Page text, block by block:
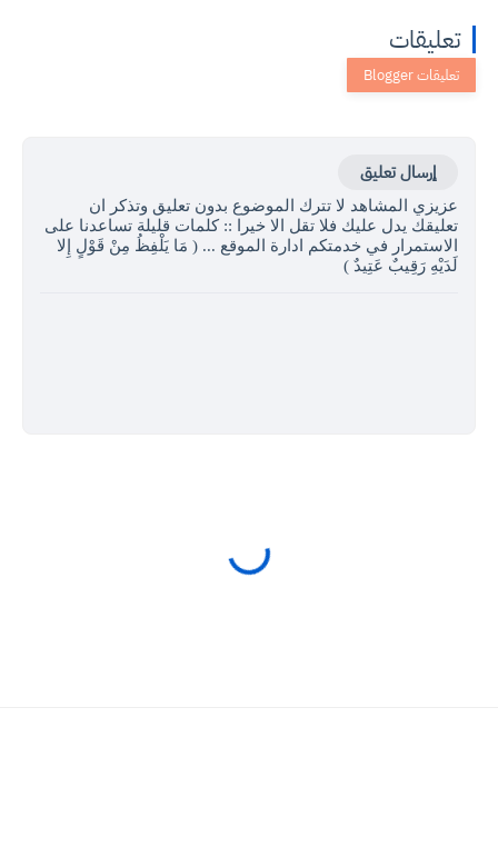
تعليقات
إرسال تعليق
عزيزي المشاهد لا تترك الموضوع بدون تعليق وتذكر ان
تعليقك يدل عليك فلا تقل الا خيرا :: كلمات قليلة تساعدنا على
الاستمرار في خدمتكم ادارة الموقع ... ( مَا يَلْفِظُ مِنْ قَوْلٍ إِلا
لَدَيْهِ رَقِيبٌ عَتِيدٌ )